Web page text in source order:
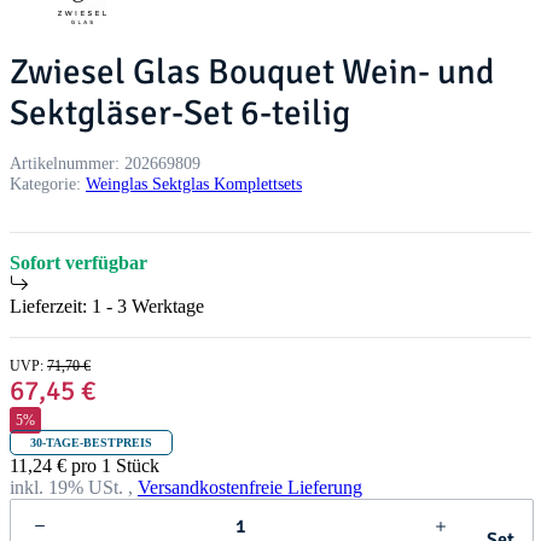
Zwiesel Glas Bouquet Wein- und
Sektgläser-Set 6-teilig
Artikelnummer: 202669809
Kategorie: Weinglas Sektglas Komplettsets
Sofort verfügbar
Lieferzeit: 1 - 3 Werktage
UVP: 71,70 €
67,45 €
5%
30-TAGE-BESTPREIS
11,24 € pro 1 Stück
inkl. 19% USt. , Versandkostenfreie Lieferung